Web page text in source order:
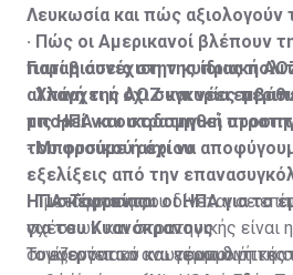
Λευκωσία και πώς αξιολογούν
Γιατί η συνέχιση της ίδιας
αλλαγή της ΑΟΖ και νέες
μπορεί να οικοδομηθεί
του φυσικού αερίου
· Τι σκέφτονται οι ΗΠΑ για το
για του Κυανόκρανους
· Πώς οι Αμερικανοί βλέπουν
παραβιάσεις στην κυπριακή
· Υπάρχει ή όχι συγκυρία
τις ΗΠΑ και στρατηγική
· Μπορούμε ή όχι να
εξελίξεις από την
ΗΠΑ-Τουρκίας
Το ενεργειακό και γεωπολιτικό
Η μετάφραση που δίνεται σε
σχέσεων και στρατηγικής είναι
συμφερόντων και εφαρμογή της
Τονίζονται τα ανωτέρω διότι